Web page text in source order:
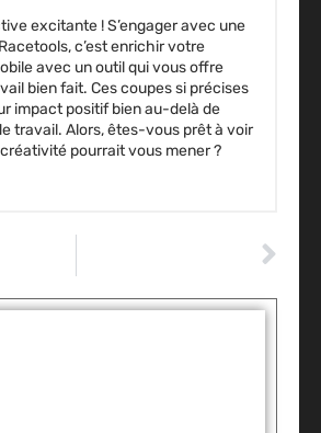
excitante ! S’engager avec une
c’est enrichir votre
avec un outil qui vous offre
bien fait. Ces coupes si précises
impact positif bien au-delà de
travail. Alors, êtes-vous prêt à voir
pourrait vous mener ?